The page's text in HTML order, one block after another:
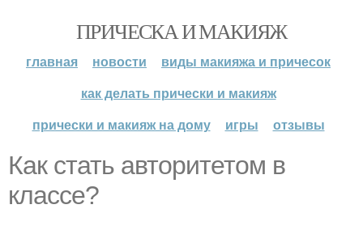
ПРИЧЕСКА И МАКИЯЖ
главная новости
виды макияжа и причесок
как делать прически и макияж
прически и макияж на дому
игры отзывы
Как стать авторитетом в
классе?